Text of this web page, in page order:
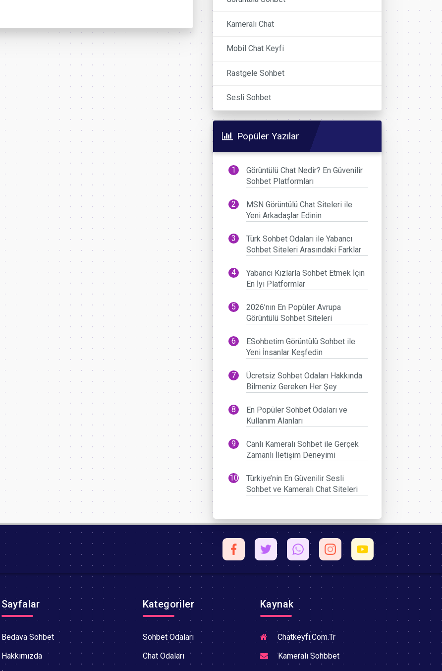
Kameralı Chat
Mobil Chat Keyfi
Rastgele Sohbet
Sesli Sohbet
Popüler Yazılar
Görüntülü Chat Nedir? En Güvenilir
Sohbet Platformları
MSN Görüntülü Chat Siteleri ile
Yeni Arkadaşlar Edinin
Türk Sohbet Odaları ile Yabancı
Sohbet Siteleri Arasındaki Farklar
Yabancı Kızlarla Sohbet Etmek İçin
En İyi Platformlar
2026’nın En Popüler Avrupa
Görüntülü Sohbet Siteleri
ESohbetim Görüntülü Sohbet ile
Yeni İnsanlar Keşfedin
Ücretsiz Sohbet Odaları Hakkında
Bilmeniz Gereken Her Şey
En Popüler Sohbet Odaları ve
Kullanım Alanları
Canlı Kameralı Sohbet ile Gerçek
Zamanlı İletişim Deneyimi
Türkiye’nin En Güvenilir Sesli
Sohbet ve Kameralı Chat Siteleri
Sayfalar
Bedava Sohbet
Hakkımızda
Kategoriler
Sohbet Odaları
Chat Odaları
Kaynak
Chatkeyfi.Com.Tr
Kameralı Sohbbet